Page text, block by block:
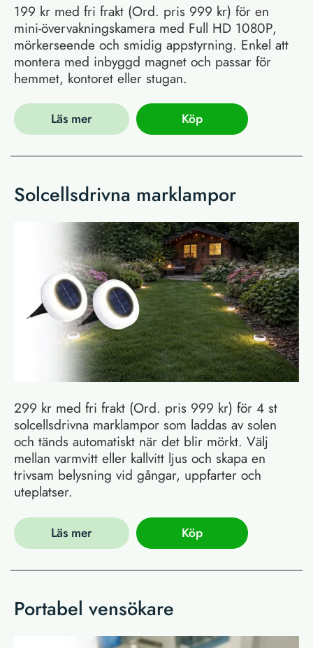
199 kr med fri frakt (Ord. pris 999 kr) för en
mini-övervakningskamera med Full HD 1080P,
mörkerseende och smidig appstyrning. Enkel att
montera med inbyggd magnet och passar för
hemmet, kontoret eller stugan.
Läs mer Köp
Solcellsdrivna marklampor
299 kr med fri frakt (Ord. pris 999 kr) för 4 st
solcellsdrivna marklampor som laddas av solen
och tänds automatiskt när det blir mörkt. Välj
mellan varmvitt eller kallvitt ljus och skapa en
trivsam belysning vid gångar, uppfarter och
uteplatser.
Läs mer Köp
Portabel vensökare